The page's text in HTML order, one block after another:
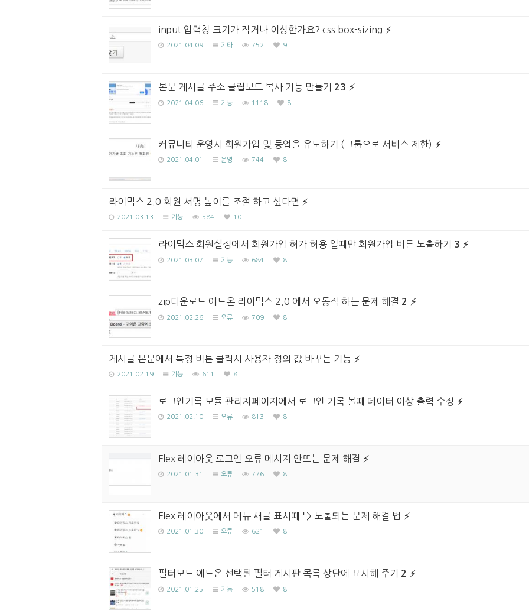
input 입력창 크기가 작거나 이상한가요? css box-sizing
2021.04.09 기타 752 9
본문 게시글 주소 클립보드 복사 기능 만들기 23
2021.04.06 기능 1118 8
커뮤니티 운영시 회원가입 및 등업을 유도하기 (그룹으로 서비스 제한)
2021.04.01 운영 744 8
라이믹스 2.0 회원 서명 높이를 조절 하고 싶다면
2021.03.13 기능 584 10
라이믹스 회원설정에서 회원가입 허가 허용 일때만 회원가입 버튼 노출하기 3
2021.03.07 기능 684 8
zip다운로드 애드온 라이믹스 2.0 에서 오동작 하는 문제 해결 2
2021.02.26 오류 709 8
게시글 본문에서 특정 버튼 클릭시 사용자 정의 값 바꾸는 기능
2021.02.19 기능 611 8
로그인기록 모듈 관리자페이지에서 로그인 기록 볼때 데이터 이상 출력 수정
2021.02.10 오류 813 8
Flex 레이아웃 로그인 오류 메시지 안뜨는 문제 해결
2021.01.31 오류 776 8
Flex 레이아웃에서 메뉴 새글 표시때 "> 노출되는 문제 해결 법
2021.01.30 오류 621 8
필터모드 애드온 선택된 필터 게시판 목록 상단에 표시해 주기 2
2021.01.25 기능 518 8